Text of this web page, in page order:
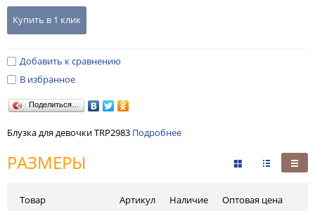
Купить в 1 клик
Добавить к сравнению
В избранное
Поделиться…
Блузка для девочки TRP2983 Подробнее
РАЗМЕРЫ
Товар Артикул Наличие Оптовая цена